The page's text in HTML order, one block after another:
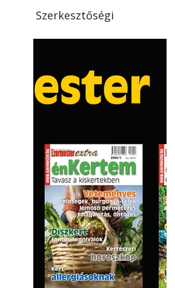
jelentőséget kapott, ahogy a
nyári hőhullámok gyakoribbá és
a megoldást a meleg ellen, ma
már egyre többen keresnek
olyan kültéri hűtési
vendégl
Szerkesztőségi